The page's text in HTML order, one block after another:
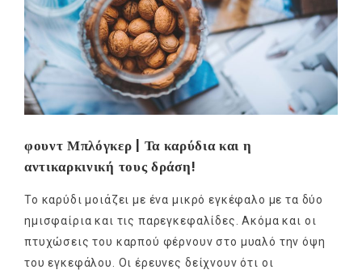
φουντ Μπλόγκερ | Τα καρύδια και η
αντικαρκινική τους δράση!
Το καρύδι μοιάζει με ένα μικρό εγκέφαλο με τα δύο
ημισφαίρια και τις παρεγκεφαλίδες. Ακόμα και οι
πτυχώσεις του καρπού φέρνουν στο μυαλό την όψη
του εγκεφάλου. Οι έρευνες δείχνουν ότι οι